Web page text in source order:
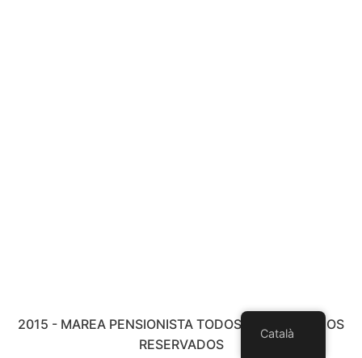
2015 - MAREA PENSIONISTA TODOS LOS DERECHOS
RESERVADOS
Català